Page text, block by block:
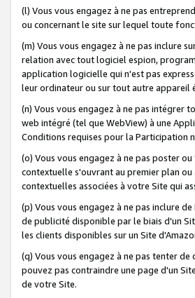
(l) Vous vous engagez à ne pas
ou concernant le site sur lequel toute
(m) Vous vous engagez à ne pas inclure
relation avec tout logiciel espion,
application logicielle qui n'est pas
leur ordinateur ou sur tout autre appareil
(n) Vous vous engagez à ne pas intégrer
web intégré (tel que WebView) à une
Conditions requises pour la Participation
(o) Vous vous engagez à ne pas poster
contextuelle s'ouvrant au premier plan
contextuelles associées à votre Site qui
(p) Vous vous engagez à ne pas inclure
de publicité disponible par le biais d'un
les clients disponibles sur un Site
(q) Vous vous engagez à ne pas tenter de
pouvez pas contraindre une page d'un
de votre Site.